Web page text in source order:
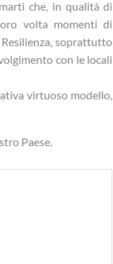
che, in qualità di
volta momenti di
soprattutto
con le locali
virtuoso modello,
Paese.